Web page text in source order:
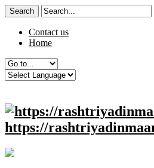
Contact us
Home
https://